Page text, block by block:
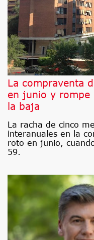
La compraventa
en junio y rompe
la baja
La racha de cinco
interanuales en la
roto en junio,
59.